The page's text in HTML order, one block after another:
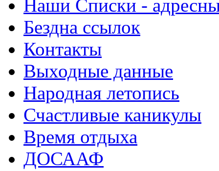
Наши Списки -
Бездна ссылок
Контакты
Выходные данные
Народная летопись
Счастливые каникулы
Время отдыха
ДОСААФ